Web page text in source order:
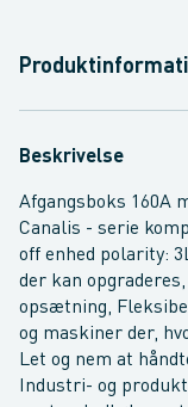
Beskrivelse
Afgangsboks 160A
Canalis - serie
off enhed polarity:
der kan
opsætning,
og maskiner der,
Let og nem at
Industri- og